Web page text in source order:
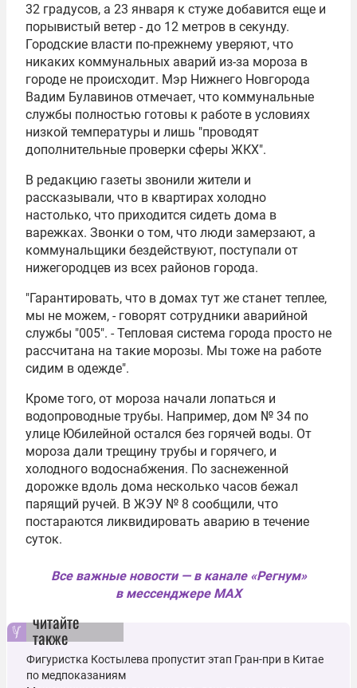
32 градусов, а 23 января к стуже добавится еще и
порывистый ветер - до 12 метров в секунду.
Городские власти по-прежнему уверяют, что
никаких коммунальных аварий из-за мороза в
городе не происходит. Мэр Нижнего Новгорода
Вадим Булавинов отмечает, что коммунальные
службы полностью готовы к работе в условиях
низкой температуры и лишь "проводят
дополнительные проверки сферы ЖКХ".
В редакцию газеты звонили жители и
рассказывали, что в квартирах холодно
настолько, что приходится сидеть дома в
варежках. Звонки о том, что люди замерзают, а
коммунальщики бездействуют, поступали от
нижегородцев из всех районов города.
"Гарантировать, что в домах тут же станет теплее,
мы не можем, - говорят сотрудники аварийной
службы "005". - Тепловая система города просто не
рассчитана на такие морозы. Мы тоже на работе
сидим в одежде".
Кроме того, от мороза начали лопаться и
водопроводные трубы. Например, дом № 34 по
улице Юбилейной остался без горячей воды. От
мороза дали трещину трубы и горячего, и
холодного водоснабжения. По заснеженной
дорожке вдоль дома несколько часов бежал
парящий ручей. В ЖЭУ № 8 сообщили, что
постараются ликвидировать аварию в течение
суток.
Все важные новости — в канале «Регнум»
в мессенджере MAX
читайте
также
Фигуристка Костылева пропустит этап Гран-при в Китае
по медпоказаниям